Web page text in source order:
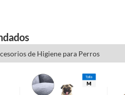
de Higiene para Perros